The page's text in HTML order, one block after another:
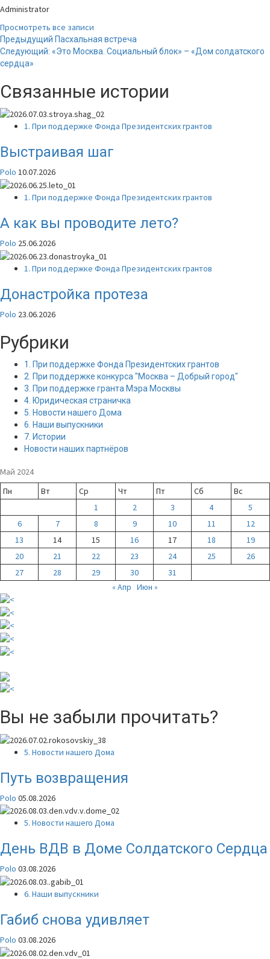
Administrator
Просмотреть все записи
Навигация
записи
Предыдущий Пасхальная встреча
Следующий: «Это Москва. Социальный блок» – «Дом солдатского
сердца»
Связанные истории
1. При поддержке Фонда Президентских грантов
Выстраивая шаг
Polo 10.07.2026
1. При поддержке Фонда Президентских грантов
А как вы проводите лето?
Polo 25.06.2026
1. При поддержке Фонда Президентских грантов
Донастройка протеза
Polo 23.06.2026
Рубрики
1. При поддержке Фонда Президентских грантов
2. При поддержке конкурса "Москва – Добрый город"
3. При поддержке гранта Мэра Москвы
4. Юридическая страничка
5. Новости нашего Дома
6. Наши выпускники
7. Истории
Новости наших партнёров
Май 2024
Пн
Вт Ср Чт Пт Сб
Вс
1
2 3 4
5
6
7 8 9 10 11
12
13
14 15 16 17 18
19
20
21 22 23 24 25
26
27
28 29 30
31
« Апр Июн »
Вы не забыли прочитать?
5. Новости нашего Дома
Путь возвращения
Polo 05.08.2026
5. Новости нашего Дома
День ВДВ в Доме Солдатского Сердца
Polo 03.08.2026
6. Наши выпускники
Габиб снова удивляет
Polo 03.08.2026